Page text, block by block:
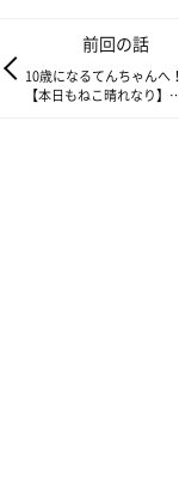
前回の話
10歳になるてんちゃんへ！
【本日もねこ晴れなり】